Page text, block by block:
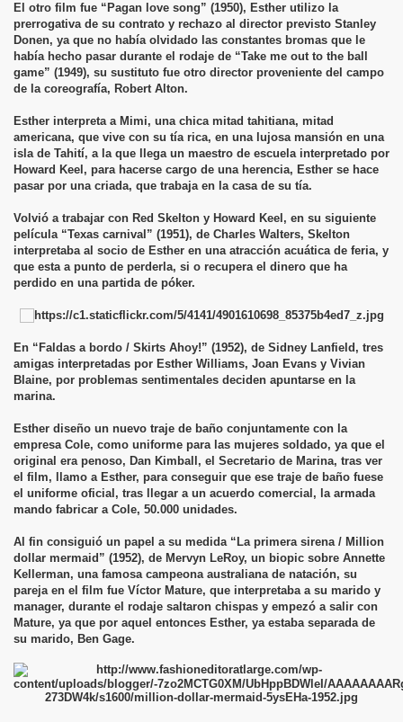
El otro film fue “Pagan love song” (1950), Esther utilizo la
prerrogativa de su contrato y rechazo al director previsto Stanley
Donen, ya que no había olvidado las constantes bromas que le
había hecho pasar durante el rodaje de “Take me out to the ball
game” (1949), su sustituto fue otro director proveniente del campo
de la coreografía, Robert Alton.
Esther interpreta a Mimi, una chica mitad tahitiana, mitad
americana, que vive con su tía rica, en una lujosa mansión en una
isla de Tahití, a la que llega un maestro de escuela interpretado por
Howard Keel, para hacerse cargo de una herencia, Esther se hace
pasar por una criada, que trabaja en la casa de su tía.
Volvió a trabajar con Red Skelton y Howard Keel, en su siguiente
película “Texas carnival” (1951), de Charles Walters, Skelton
interpretaba al socio de Esther en una atracción acuática de feria, y
que esta a punto de perderla, si o recupera el dinero que ha
perdido en una partida de póker.
En “Faldas a bordo / Skirts Ahoy!” (1952), de Sidney Lanfield, tres
amigas interpretadas por Esther Williams, Joan Evans y Vivian
Blaine, por problemas sentimentales deciden apuntarse en la
marina.
Esther diseño un nuevo traje de baño conjuntamente con la
empresa Cole, como uniforme para las mujeres soldado, ya que el
original era penoso, Dan Kimball, el Secretario de Marina, tras ver
el film, llamo a Esther, para conseguir que ese traje de baño fuese
el uniforme oficial, tras llegar a un acuerdo comercial, la armada
mando fabricar a Cole, 50.000 unidades.
Al fin consiguió un papel a su medida “La primera sirena / Million
dollar mermaid” (1952), de Mervyn LeRoy, un biopic sobre Annette
Kellerman, una famosa campeona australiana de natación, su
pareja en el film fue Víctor Mature, que interpretaba a su marido y
manager, durante el rodaje saltaron chispas y empezó a salir con
Mature, ya que por aquel entonces Esther, ya estaba separada de
su marido, Ben Gage.